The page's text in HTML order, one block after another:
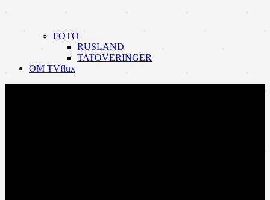
FOTO
RUSLAND
TATOVERINGER
OM TVflux